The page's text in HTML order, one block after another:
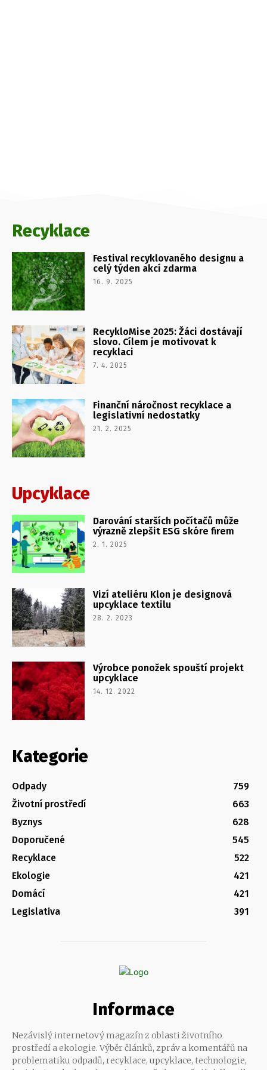
Recyklace
Festival recyklovaného designu a
celý týden akcí zdarma
16. 9. 2025
RecykloMise 2025: Žáci dostávají
slovo. Cílem je motivovat k
recyklaci
7. 4. 2025
Finanční náročnost recyklace a
legislativní nedostatky
21. 2. 2025
Upcyklace
Darování starších počítačů může
výrazně zlepšit ESG skóre firem
2. 1. 2025
Vizí ateliéru Klon je designová
upcyklace textilu
28. 2. 2023
Výrobce ponožek spouští projekt
upcyklace
14. 12. 2022
Kategorie
Odpady
759
Životní prostředí
663
Byznys
628
Doporučené
545
Recyklace
522
Ekologie
421
Domácí
421
Legislativa
391
Informace
Nezávislý internetový magazín z oblasti životního
prostředí a ekologie. Výběr článků, zpráv a komentářů na
problematiku odpadů, recyklace, upcyklace, technologie,